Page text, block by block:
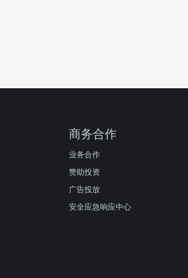
商务合作
业务合作
赞助投资
广告投放
安全应急响应中心